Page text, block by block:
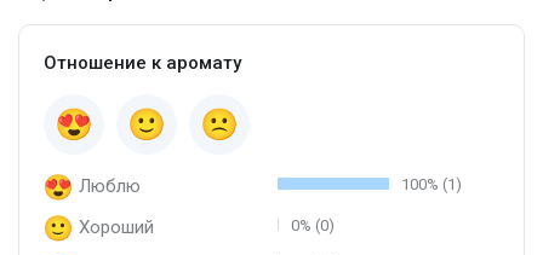
Отношение к аромату
Люблю 100% (1)
Хороший 0% (0)